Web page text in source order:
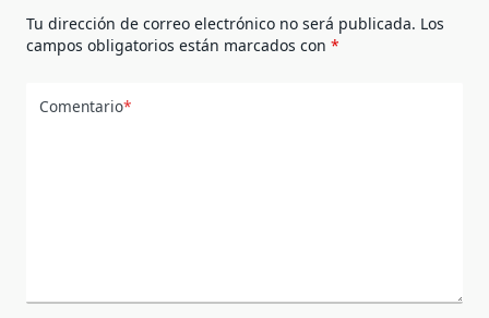
Tu dirección de correo electrónico no será publicada. Los
campos obligatorios están marcados con *
Comentario*